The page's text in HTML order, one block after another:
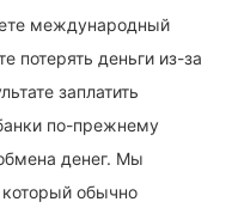
международный
потерять деньги из-за
заплатить
по-прежнему
денег. Мы
который обычно